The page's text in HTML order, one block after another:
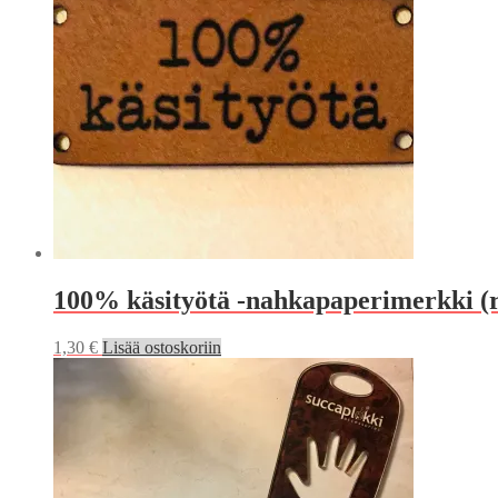
100% käsityötä -nahkapaperimerkki
1,30 € Lisää ostoskoriin